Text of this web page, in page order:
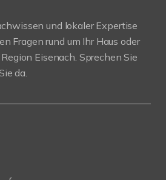
und lokaler Expertise
Fragen rund um Ihr Haus oder
Eisenach. Sprechen Sie
da.